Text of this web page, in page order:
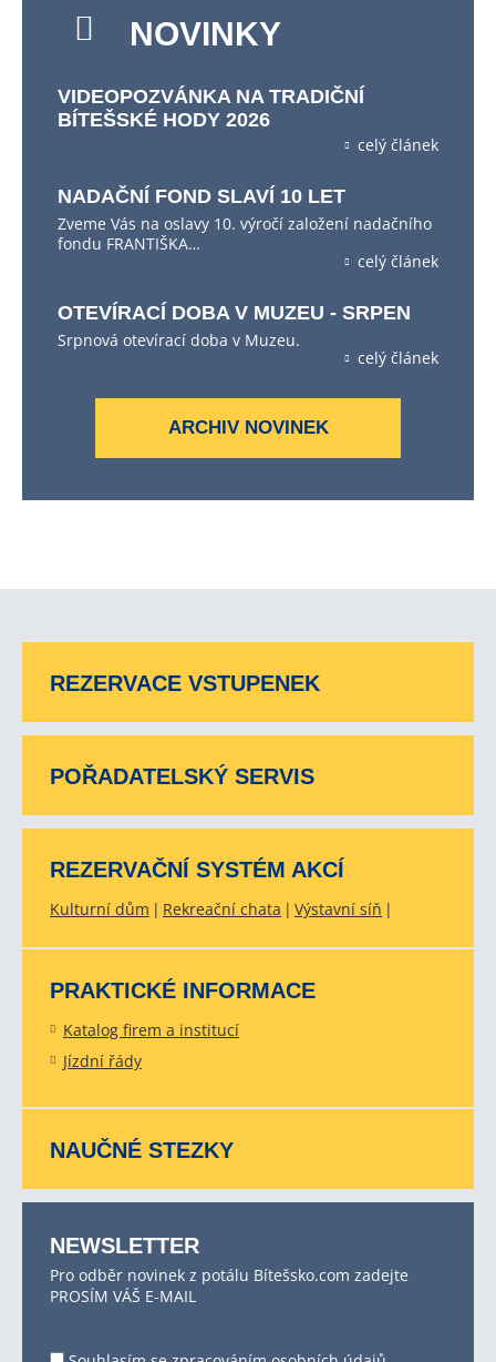
NOVINKY
VIDEOPOZVÁNKA NA TRADIČNÍ
BÍTEŠSKÉ HODY 2026
celý článek
NADAČNÍ FOND SLAVÍ 10 LET
Zveme Vás na oslavy 10. výročí založení nadačního
fondu FRANTIŠKA…
celý článek
OTEVÍRACÍ DOBA V MUZEU - SRPEN
Srpnová otevírací doba v Muzeu.
celý článek
ARCHIV NOVINEK
REZERVACE VSTUPENEK
POŘADATELSKÝ SERVIS
REZERVAČNÍ SYSTÉM AKCÍ
Kulturní dům Rekreační chata Výstavní síň
PRAKTICKÉ INFORMACE
Katalog firem a institucí
Jízdní řády
NAUČNÉ STEZKY
NEWSLETTER
Pro odběr novinek z potálu Bítešsko.com zadejte
PROSÍM VÁŠ E-MAIL